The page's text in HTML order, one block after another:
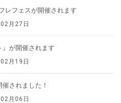
レフェスが開催されます
月27日
』が開催されます
月19日
されました！
月06日